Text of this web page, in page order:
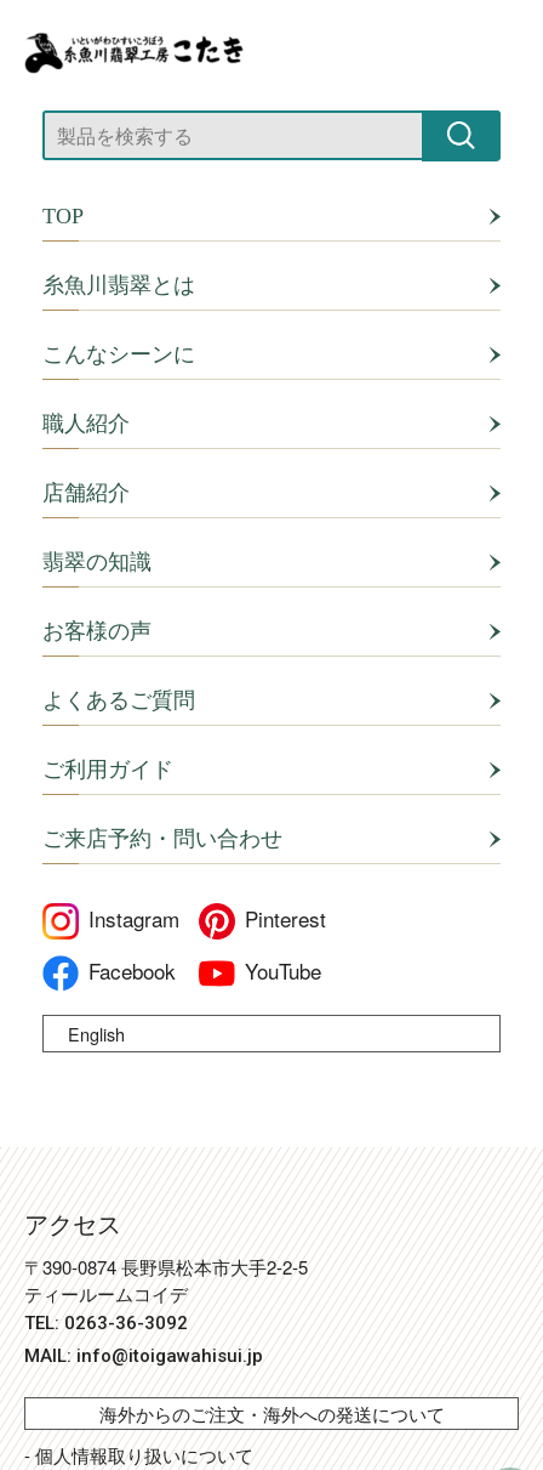
TOP
糸魚川翡翠とは
こんなシーンに
職人紹介
店舗紹介
翡翠の知識
お客様の声
よくあるご質問
ご利用ガイド
ご来店予約・問い合わせ
Instagram
Pinterest
Facebook
YouTube
English
アクセス
〒390-0874 長野県松本市大手2-2-5
ティールームコイデ
TEL: 0263-36-3092
MAIL:info@itoigawahisui.jp
海外からのご注文・海外への発送について
- 個人情報取り扱いについて